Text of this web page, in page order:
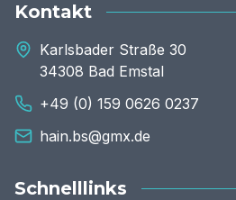
Kontakt
Karlsbader Straße 30
34308 Bad Emstal
+49 (0) 159 0626 0237
hain.bs@gmx.de
Schnelllinks